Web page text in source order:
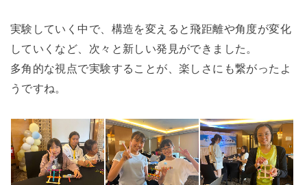
実験していく中で、構造を変えると飛距離や角度が変化
していくなど、次々と新しい発見ができました。
多角的な視点で実験することが、楽しさにも繋がったよ
うですね。